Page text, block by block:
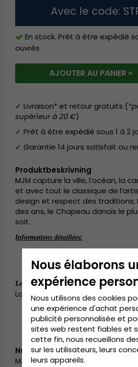
Avec le code:
En stock. Prêt à être expédié
ouvrés.
AJOUTER AU PANIER »
✓ Livraison* et retour gratuits (
supérieur à 20 €)
✓ Prêt à être expédié sous 1 à 2
✓ Garantie 14 jours satisfait ou
Produktbeskrivning
MJM capture la ville, l’océan, la
et avec tout le classique de
design et respect des traditions;
des ans, le Chapeau danois le
soit.
Informations détaillées:
Le guide des tailles :Small - 56 cm.
Large - 60 cm. X-Large - 62 cm.
Numéro d’article:
MJM_01696006700-beige-1
Nous élaborons
expérience
Nous utilisons des cookies
une expérience d'achat
publicité personnalisée et
sites web restent fiables et
cette fin, nous recueillons
sur les utilisateurs, leurs
leurs appareils.